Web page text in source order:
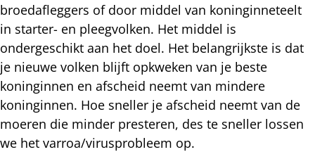
broedafleggers of door middel van koninginneteelt
in starter- en pleegvolken. Het middel is
ondergeschikt aan het doel. Het belangrijkste is dat
je nieuwe volken blijft opkweken van je beste
koninginnen en afscheid neemt van mindere
koninginnen. Hoe sneller je afscheid neemt van de
moeren die minder presteren, des te sneller lossen
we het varroa/virusprobleem op.